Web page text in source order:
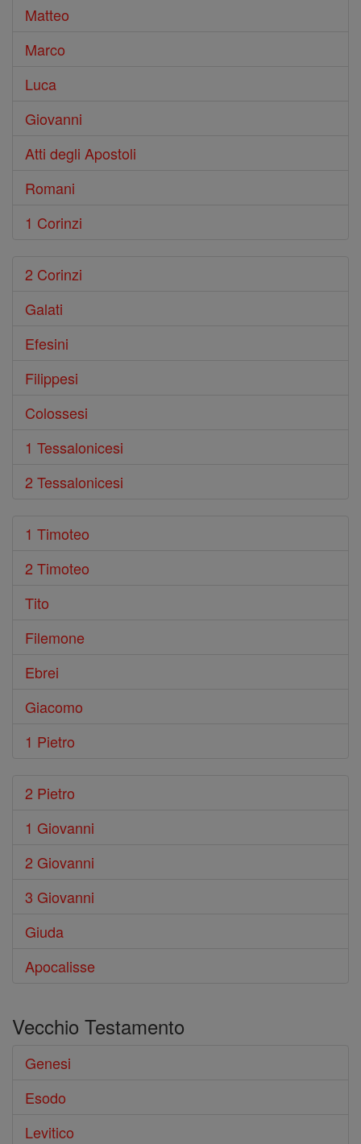
Matteo
Marco
Luca
Giovanni
Atti degli Apostoli
Romani
1 Corinzi
2 Corinzi
Galati
Efesini
Filippesi
Colossesi
1 Tessalonicesi
2 Tessalonicesi
1 Timoteo
2 Timoteo
Tito
Filemone
Ebrei
Giacomo
1 Pietro
2 Pietro
1 Giovanni
2 Giovanni
3 Giovanni
Giuda
Apocalisse
Vecchio Testamento
Genesi
Esodo
Levitico